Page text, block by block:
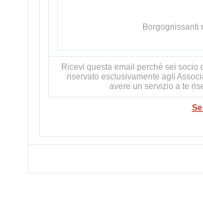
Borgognissanti
Ricevi questa email perchè sei socio
riservato esclusivamente agli
avere un servizio a te